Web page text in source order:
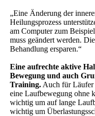
„Eine Änderung der
Heilungsprozess
am Computer zum
muss geändert werden.
Behandlung ersparen.“
Eine aufrechte aktive
Bewegung und auch
Training. Auch für Läufer
eine Laufbewegung ohne
wichtig um auf lange
wichtig um